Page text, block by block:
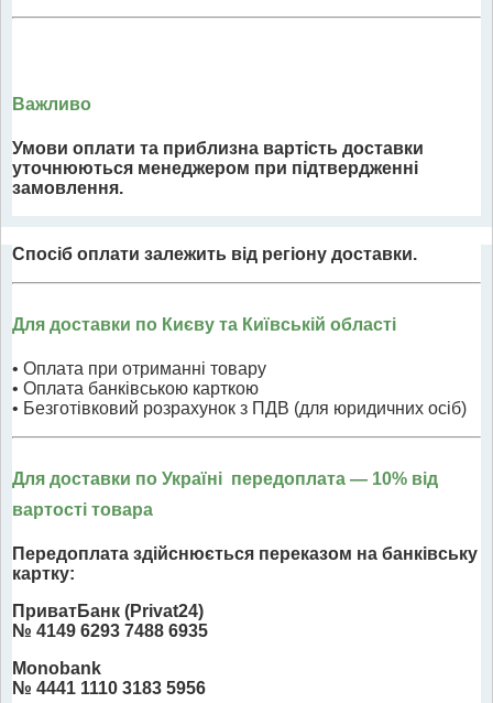
Важливо
Умови оплати та приблизна вартість доставки
уточнюються менеджером при підтвердженні
замовлення.
Спосіб оплати залежить від регіону доставки.
Для доставки по Києву та Київській області
• Оплата при отриманні товару
• Оплата банківською карткою
• Безготівковий розрахунок з ПДВ (для юридичних осіб)
Для доставки по Україні передоплата — 10% від
вартості товара
Передоплата здійснюється переказом на банківську
картку:
ПриватБанк (Privat24)
№ 4149 6293 7488 6935
Monobank
№ 4441 1110 3183 5956